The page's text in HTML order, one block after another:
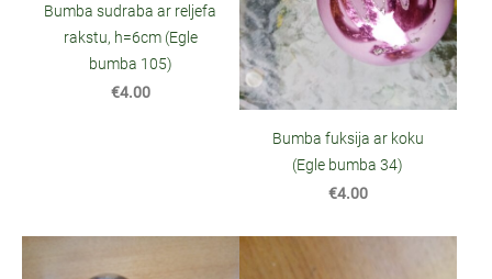
Bumba sudraba ar reljefa
rakstu, h=6cm (Egle
bumba 105)
€4.00
Bumba fuksija ar koku
(Egle bumba 34)
€4.00